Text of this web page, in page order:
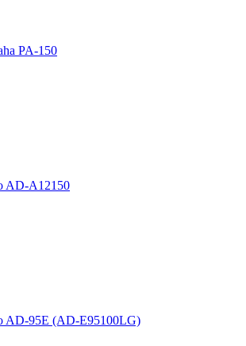
PA-150
AD-A12150
AD-95E (AD-E95100LG)